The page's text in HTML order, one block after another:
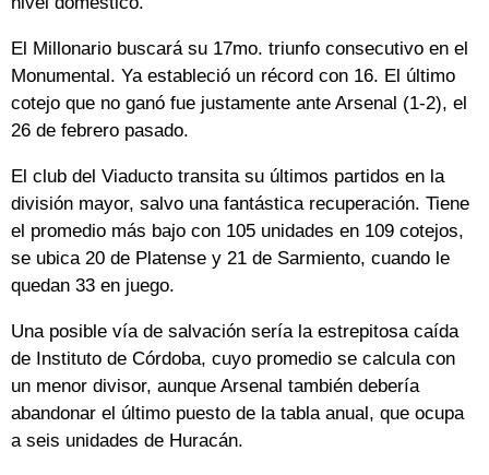
El Millonario buscará su 17mo. triunfo consecutivo en el
Monumental. Ya estableció un récord con 16. El último
cotejo que no ganó fue justamente ante Arsenal (1-2), el
26 de febrero pasado.
El club del Viaducto transita su últimos partidos en la
división mayor, salvo una fantástica recuperación. Tiene
el promedio más bajo con 105 unidades en 109 cotejos,
se ubica 20 de Platense y 21 de Sarmiento, cuando le
quedan 33 en juego.
Una posible vía de salvación sería la estrepitosa caída
de Instituto de Córdoba, cuyo promedio se calcula con
un menor divisor, aunque Arsenal también debería
abandonar el último puesto de la tabla anual, que ocupa
a seis unidades de Huracán.